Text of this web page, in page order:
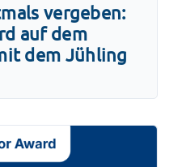
vergeben:
auf dem
dem Jühling